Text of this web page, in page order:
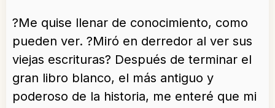
?Me quise llenar de conocimiento, como
pueden ver. ?Miró en derredor al ver sus
viejas escrituras? Después de terminar el
gran libro blanco, el más antiguo y
poderoso de la historia, me enteré que mi